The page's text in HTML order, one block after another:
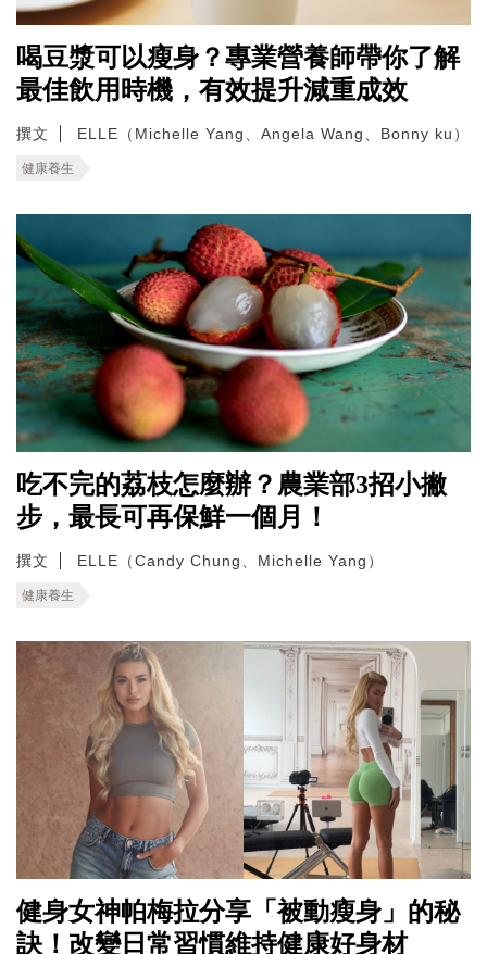
喝豆漿可以瘦身？專業營養師帶你了解
最佳飲用時機，有效提升減重成效
撰文 ELLE（Michelle Yang、Angela Wang、Bonny ku）
健康養生
吃不完的荔枝怎麼辦？農業部3招小撇
步，最長可再保鮮一個月！
撰文 ELLE（Candy Chung、Michelle Yang）
健康養生
健身女神帕梅拉分享「被動瘦身」的秘
訣！改變日常習慣維持健康好身材